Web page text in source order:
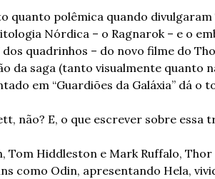
quanto polêmica quando
Nórdica – o Ragnarok – e o
dos quadrinhos – do novo filme do
da saga (tanto visualmente quanto
em “Guardiões da Galáxia” dá o
não? E, o que escrever sobre essa
Tom Hiddleston e Mark Ruffalo,
como Odin, apresentando Hela,